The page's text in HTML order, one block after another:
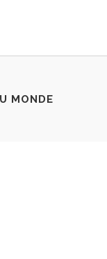
MONDE